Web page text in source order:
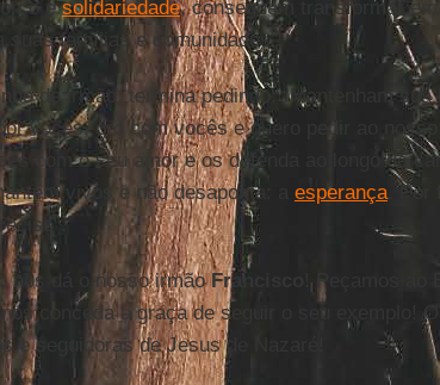
esolidariedade, conseguem transformar
suas famílias e comunidades”.
de irmão, termina pedindo: “Mantenham
vocês, oro com vocês e quero pedir ao nosso
com o seu amor e os defenda ao longo do
vivos e não desaponta: a esperança. Por
nos dá o nosso irmãoFrancisco
! Peçamos ao
nos conceda a graça de seguir o seu exemplo!
e seguidoras de Jesus de Nazaré!